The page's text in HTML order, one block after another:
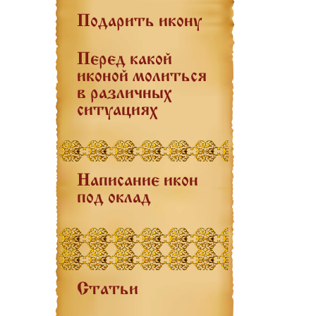
Подарить икону
Перед какой
иконой молиться
в различных
ситуациях
Написание икон
под оклад
Статьи